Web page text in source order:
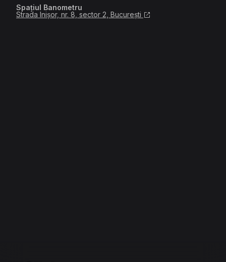
Spațiul Banometru
Strada Inișor, nr. 8, sector 2, București